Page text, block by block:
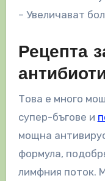
– Увеличават
Рецепта
Това е много
супер-бъгове и
мощна
формула,
лимфния поток.